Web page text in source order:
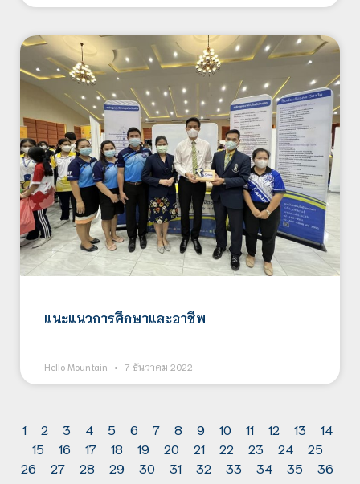
แนะแนวการศึกษาและอาชีพ
Hello Mountain 7 ธันวาคม 2022
1 2 3 4 5 6 7 8 9 10 11 12 13
14
15
16 17 18 19 20 21 22 23 24
25
26
27 28 29 30 31 32 33 34 35
36